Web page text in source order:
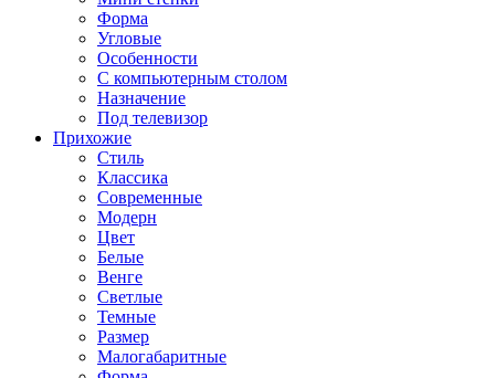
Форма
Угловые
Особенности
С компьютерным столом
Назначение
Под телевизор
Прихожие
Стиль
Классика
Современные
Модерн
Цвет
Белые
Венге
Светлые
Темные
Размер
Малогабаритные